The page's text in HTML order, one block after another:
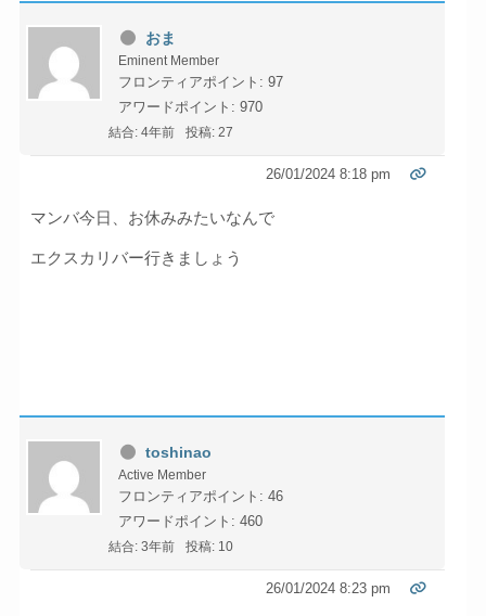
おま
Eminent Member
フロンティアポイント: 97
アワードポイント: 970
結合: 4年前 投稿: 27
26/01/2024 8:18 pm
マンバ今日、お休みみたいなんで
エクスカリバー行きましょう
toshinao
Active Member
フロンティアポイント: 46
アワードポイント: 460
結合: 3年前 投稿: 10
26/01/2024 8:23 pm